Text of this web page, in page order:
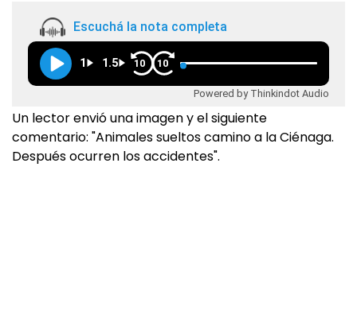
Escuchá la nota completa
1 1.5 10 10
Powered by Thinkindot Audio
Un lector envió una imagen y el siguiente
comentario: "Animales sueltos camino a la Ciénaga.
Después ocurren los accidentes".